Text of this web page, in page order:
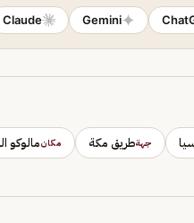
Gemini
Claude
جهةطريق مكة مكانمالوكو